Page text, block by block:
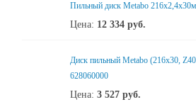
Пильный диск Metabo
Цена: 12 334 руб.
Диск пильный Metabo (216x30,
628060000
Цена: 3 527 руб.